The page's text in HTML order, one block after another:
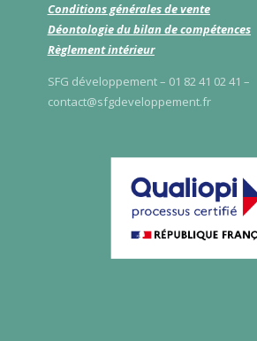
Conditions générales de vente
Déontologie du bilan de compétences
Règlement intérieur
SFG développement – 01 82 41 02 41 –
contact@sfgdeveloppement.fr